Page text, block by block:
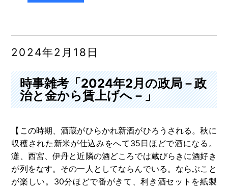
2024年2月18日
時事雑考「2024年2月の政局－政
治と金から賃上げへ－」
【この時期、酒蔵がひらかれ新酒がひろうされる。秋に
収穫された新米が仕込みをへて35日ほどで酒になる。
灘、西宮、伊丹と近隣の酒どころでは蔵びらきに酒好き
が列をなす。その一人としてならんでいる。ならぶこと
が楽しい。30分ほどで番がきて、利き酒セットを紙製